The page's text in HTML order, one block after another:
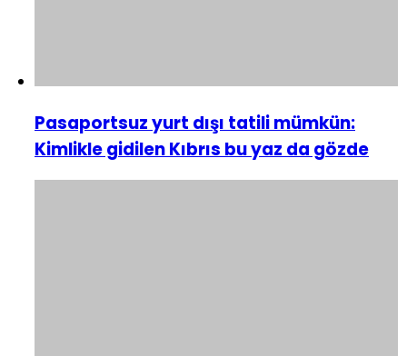
Pasaportsuz yurt dışı tatili mümkün:
Kimlikle gidilen Kıbrıs bu yaz da gözde